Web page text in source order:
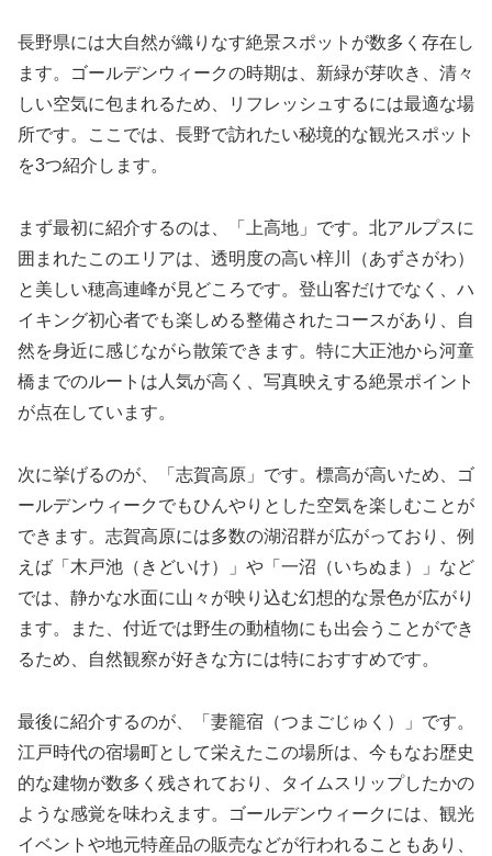
長野県には大自然が織りなす絶景スポットが数多く存在し
ます。ゴールデンウィークの時期は、新緑が芽吹き、清々
しい空気に包まれるため、リフレッシュするには最適な場
所です。ここでは、長野で訪れたい秘境的な観光スポット
を3つ紹介します。
まず最初に紹介するのは、「上高地」です。北アルプスに
囲まれたこのエリアは、透明度の高い梓川（あずさがわ）
と美しい穂高連峰が見どころです。登山客だけでなく、ハ
イキング初心者でも楽しめる整備されたコースがあり、自
然を身近に感じながら散策できます。特に大正池から河童
橋までのルートは人気が高く、写真映えする絶景ポイント
が点在しています。
次に挙げるのが、「志賀高原」です。標高が高いため、ゴ
ールデンウィークでもひんやりとした空気を楽しむことが
できます。志賀高原には多数の湖沼群が広がっており、例
えば「木戸池（きどいけ）」や「一沼（いちぬま）」など
では、静かな水面に山々が映り込む幻想的な景色が広がり
ます。また、付近では野生の動植物にも出会うことができ
るため、自然観察が好きな方には特におすすめです。
最後に紹介するのが、「妻籠宿（つまごじゅく）」です。
江戸時代の宿場町として栄えたこの場所は、今もなお歴史
的な建物が数多く残されており、タイムスリップしたかの
ような感覚を味わえます。ゴールデンウィークには、観光
イベントや地元特産品の販売などが行われることもあり、